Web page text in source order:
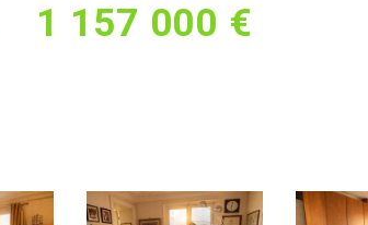
1 157 000 €